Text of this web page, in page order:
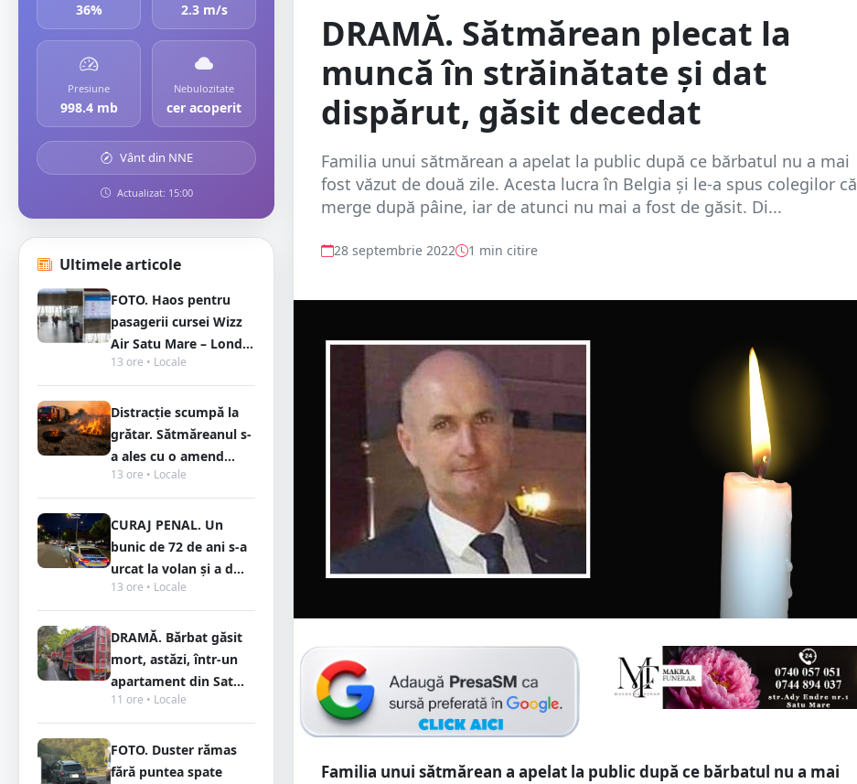
36% 2.3 m/s
Presiune
998.4 mb
Nebulozitate
cer acoperit
Vânt din NNE
Actualizat: 15:00
Ultimele articole
FOTO. Haos pentru
pasagerii cursei Wizz
Air Satu Mare – Lond...
13 ore • Locale
Distracție scumpă la
grătar. Sătmăreanul s-
a ales cu o amend...
13 ore • Locale
CURAJ PENAL. Un
bunic de 72 de ani s-a
urcat la volan și a d...
13 ore • Locale
DRAMĂ. Bărbat găsit
mort, astăzi, într-un
apartament din Sat...
11 ore • Locale
FOTO. Duster rămas
fără puntea spate
DRAMĂ. Sătmărean plecat la
muncă în străinătate și dat
dispărut, găsit decedat
Familia unui sătmărean a apelat la public după ce bărbatul nu a mai
fost văzut de două zile. Acesta lucra în Belgia și le-a spus colegilor că
merge după pâine, iar de atunci nu mai a fost de găsit. Di...
28 septembrie 2022 1 min citire
Familia unui sătmărean a apelat la public după ce bărbatul nu a mai